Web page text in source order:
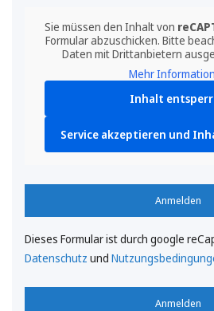
Sie müssen den Inhalt von
Formular abzuschicken. Bitte
Daten mit Drittanbietern
Mehr
Inhalt
Service akzeptieren und
Anmelden
Dieses Formular ist durch google
Datenschutz und
Anmelden